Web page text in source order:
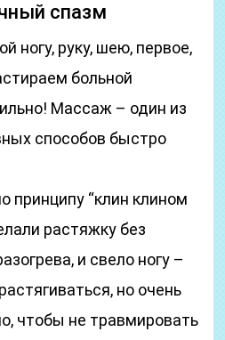
спазм
ногу, руку, шею, первое,
больной
Массаж – один из
способов быстро
принципу “клин клином
растяжку без
и свело ногу –
но очень
чтобы не травмировать